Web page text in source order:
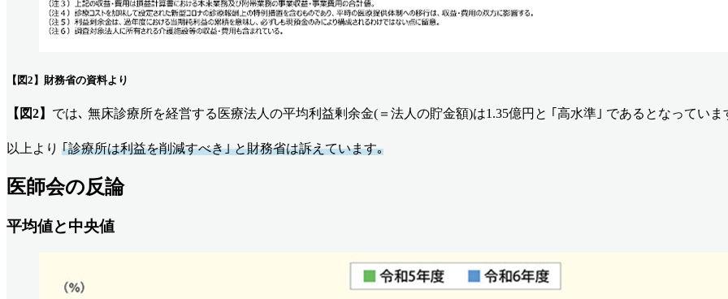
【図2】財務省の資料より
【図2】 では､ 無床診療所を経営する医療法人の平均利益剰余金(＝法人の貯金額)は1.35億円と ｢高水準｣ であるとなっていま
以上より ｢診療所は利益を削減すべき｣ と財務省は訴えています｡
医師会の反論
平均値と中央値